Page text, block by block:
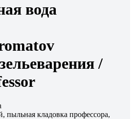
вода
/
пыльная кладовка профессора,